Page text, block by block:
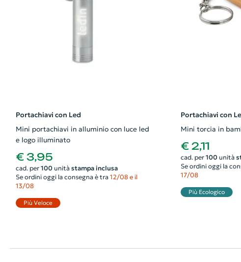
Portachiavi con Led
Mini portachiavi in alluminio con luce led
e logo illuminato
€ 3,95
cad. per 100unità stampa inclusa
Se ordini oggi la consegna è tra 12/08 e il
13/08
Più Veloce
Portachiavi con
Mini torcia in
€ 2,11
cad. per 100unità
Se ordini oggi la
17/08
Più Ecologico